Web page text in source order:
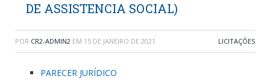
DE ASSISTENCIA SOCIAL)
POR CR2-ADMIN2 EM 15 DE JANEIRO DE 2021 LICITAÇÕES
PARECER JURÍDICO